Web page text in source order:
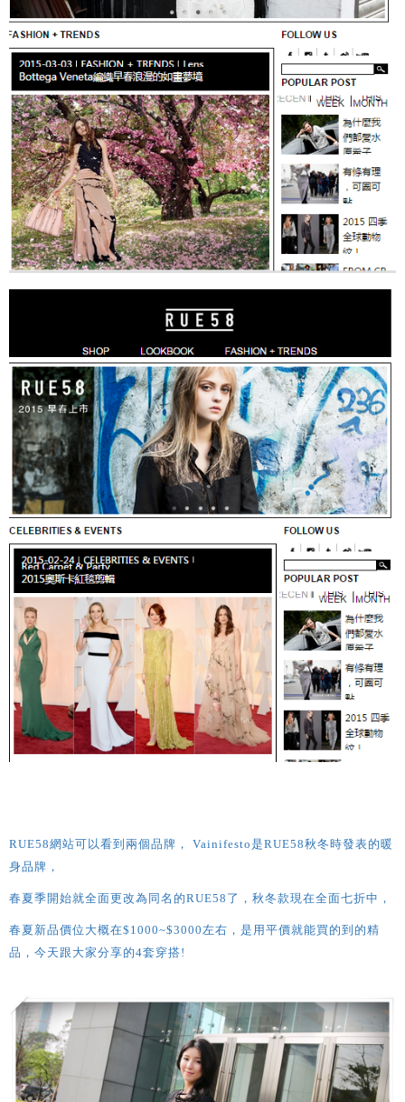
RUE58網站可以看到兩個品牌， Vainifesto是RUE58秋冬時發表的暖
身品牌，
春夏季開始就全面更改為同名的RUE58了， 秋冬款現在全面七折中，
春夏新品價位 大概在$1000~$3000左右 ，是用平價就能買的到的精
品， 今天跟大家分享的4套穿搭!